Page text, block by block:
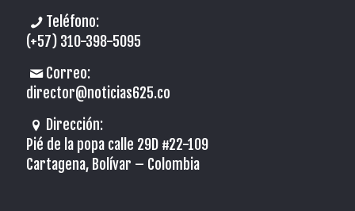
Teléfono:
(+57) 310-398-5095
Correo:
director@noticias625.co
Dirección:
Pié de la popa calle 29D #22-109
Cartagena, Bolívar – Colombia